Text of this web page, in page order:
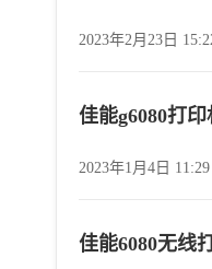
2023年2月23日
佳能g6080打
2023年1月4日 11:29
佳能6080无线